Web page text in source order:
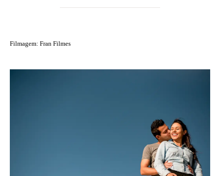
Filmagem: Fran Filmes